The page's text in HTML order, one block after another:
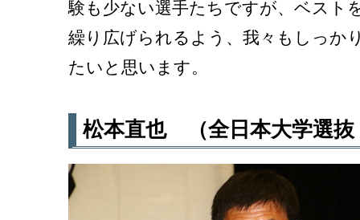
験も少ない選手たちですが、ベスト
繰り広げられるよう、我々もしっか
たいと思います。
松本直也 （全日本大学選